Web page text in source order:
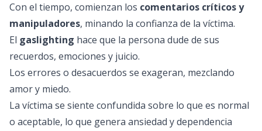
Con el tiempo, comienzan los comentarios críticos y
manipuladores, minando la confianza de la víctima.
El gaslighting hace que la persona dude de sus
recuerdos, emociones y juicio.
Los errores o desacuerdos se exageran, mezclando
amor y miedo.
La víctima se siente confundida sobre lo que es normal
o aceptable, lo que genera ansiedad y dependencia